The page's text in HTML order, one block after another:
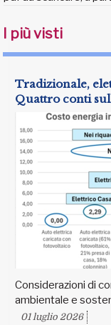
I più visti
Tradizionale,
Quattro conti
Considerazioni di
ambientale e
01 luglio 2026